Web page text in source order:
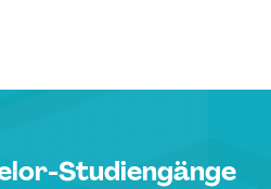
Studiengänge